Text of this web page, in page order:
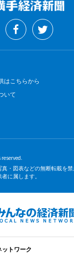
はこちらから
いて
・図表などの無断転載を
に属します。
トワーク